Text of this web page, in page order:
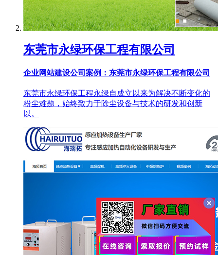
东莞市永绿环保工程有限公司
企业网站建设公司案例：东莞市永绿环保工程有限公司
东莞市永绿环保工程永绿自成立以来为解决不断变化的
粉尘难题，始终致力于除尘设备与技术的研发和创新
以。